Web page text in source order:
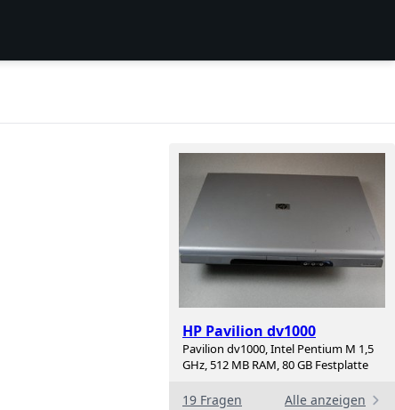
HP Pavilion dv1000
Pavilion dv1000, Intel Pentium M 1,5
GHz, 512 MB RAM, 80 GB Festplatte
19 Fragen Alle anzeigen